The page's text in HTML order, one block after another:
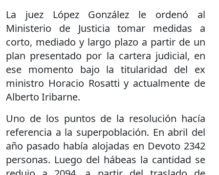
La juez López González le ordenó al
Ministerio de Justicia tomar medidas a
corto, mediado y largo plazo a partir de un
plan presentado por la cartera judicial, en
ese momento bajo la titularidad del ex
ministro Horacio Rosatti y actualmente de
Alberto Iribarne.
Uno de los puntos de la resolución hacía
referencia a la superpoblación. En abril del
año pasado había alojadas en Devoto 2342
personas. Luego del hábeas la cantidad se